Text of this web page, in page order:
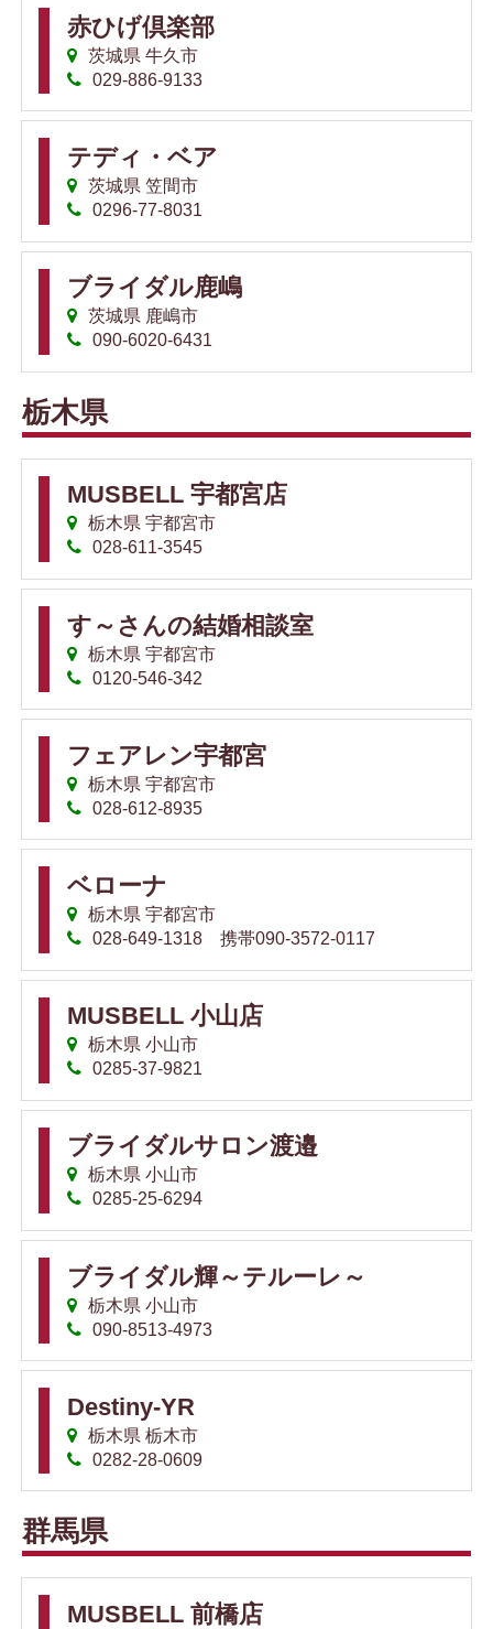
赤ひげ倶楽部
茨城県 牛久市
029-886-9133
テディ・ベア
茨城県 笠間市
0296-77-8031
ブライダル鹿嶋
茨城県 鹿嶋市
090-6020-6431
栃木県
MUSBELL 宇都宮店
栃木県 宇都宮市
028-611-3545
す～さんの結婚相談室
栃木県 宇都宮市
0120-546-342
フェアレン宇都宮
栃木県 宇都宮市
028-612-8935
ベローナ
栃木県 宇都宮市
028-649-1318 携帯090-3572-0117
MUSBELL 小山店
栃木県 小山市
0285-37-9821
ブライダルサロン渡邉
栃木県 小山市
0285-25-6294
ブライダル輝～テルーレ～
栃木県 小山市
090-8513-4973
Destiny-YR
栃木県 栃木市
0282-28-0609
群馬県
MUSBELL 前橋店